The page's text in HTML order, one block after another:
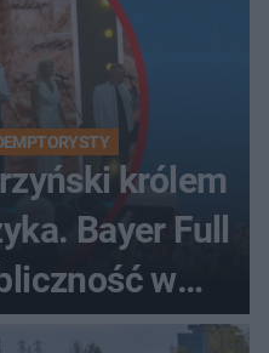
królem
Bayer Full
w